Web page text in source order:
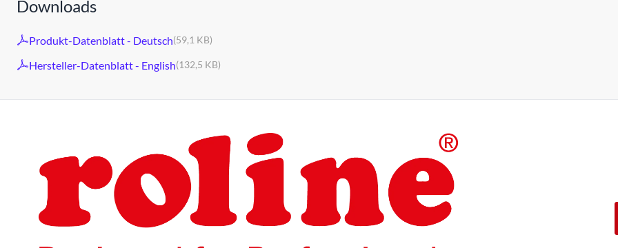
Downloads
Produkt-Datenblatt - Deutsch(59,1 KB)
Hersteller-Datenblatt - English(132,5 KB)